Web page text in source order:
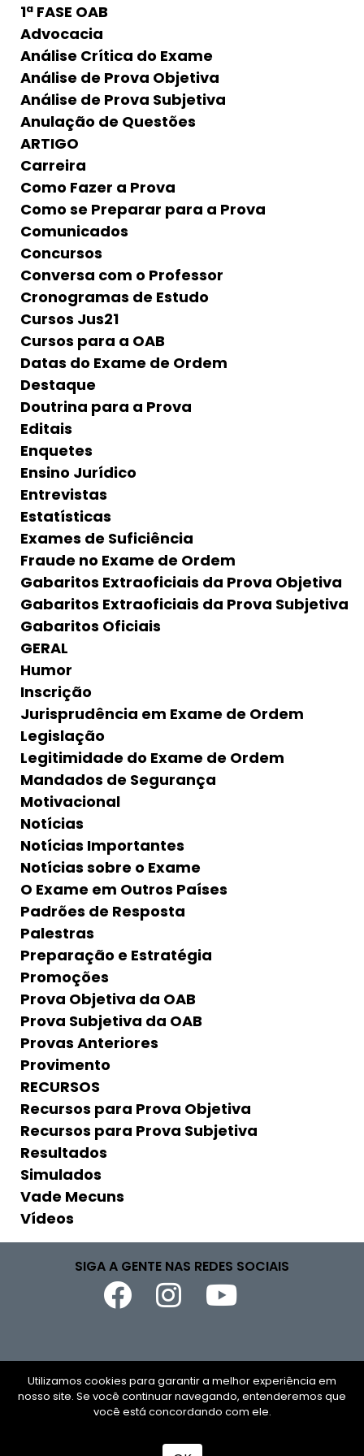
1ª FASE OAB
Advocacia
Análise Crítica do Exame
Análise de Prova Objetiva
Análise de Prova Subjetiva
Anulação de Questões
ARTIGO
Carreira
Como Fazer a Prova
Como se Preparar para a Prova
Comunicados
Concursos
Conversa com o Professor
Cronogramas de Estudo
Cursos Jus21
Cursos para a OAB
Datas do Exame de Ordem
Destaque
Doutrina para a Prova
Editais
Enquetes
Ensino Jurídico
Entrevistas
Estatísticas
Exames de Suficiência
Fraude no Exame de Ordem
Gabaritos Extraoficiais da Prova Objetiva
Gabaritos Extraoficiais da Prova Subjetiva
Gabaritos Oficiais
GERAL
Humor
Inscrição
Jurisprudência em Exame de Ordem
Legislação
Legitimidade do Exame de Ordem
Mandados de Segurança
Motivacional
Notícias
Notícias Importantes
Notícias sobre o Exame
O Exame em Outros Países
Padrões de Resposta
Palestras
Preparação e Estratégia
Promoções
Prova Objetiva da OAB
Prova Subjetiva da OAB
Provas Anteriores
Provimento
RECURSOS
Recursos para Prova Objetiva
Recursos para Prova Subjetiva
Resultados
Simulados
Vade Mecuns
Vídeos
SIGA A GENTE NAS REDES SOCIAIS
Copyright © 2026
CNPJ
Utilizamos cookies para garantir a melhor experiência em
nosso site. Se você continuar navegando, entenderemos que
você está concordando com ele.